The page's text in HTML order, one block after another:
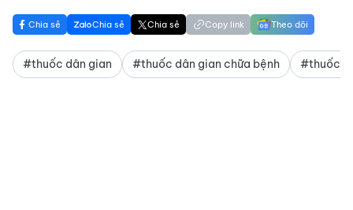
Chia sẻ Chia sẻ Chia sẻ Copy link Theo dõi
#thuốc dân gian #thuốc dân gian chữa bệnh #thuốc